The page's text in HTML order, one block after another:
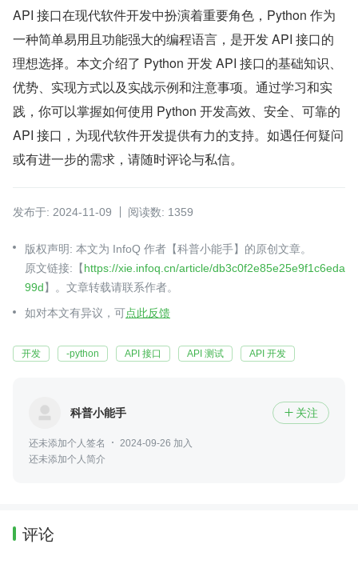
API 接口在现代软件开发中扮演着重要角色，Python 作为
一种简单易用且功能强大的编程语言，是开发 API 接口的
理想选择。本文介绍了 Python 开发 API 接口的基础知识、
优势、实现方式以及实战示例和注意事项。通过学习和实
践，你可以掌握如何使用 Python 开发高效、安全、可靠的
API 接口，为现代软件开发提供有力的支持。如遇任何疑问
或有进一步的需求，请随时评论与私信。
发布于: 2024-11-09 阅读数: 1359
版权声明: 本文为 InfoQ 作者【科普小能手】的原创文章。
原文链接:【https://xie.infoq.cn/article/db3c0f2e85e25e9f1c6eda
99d】。文章转载请联系作者。
如对本文有异议，可点此反馈
开发 -python API 接口 API 测试 API 开发
科普小能手  关注
还未添加个人签名
2024-09-26 加入
还未添加个人简介
评论